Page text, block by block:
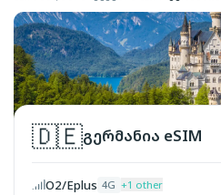
🇩🇪გერმანია eSIM
O2/Eplus 4G +1 other